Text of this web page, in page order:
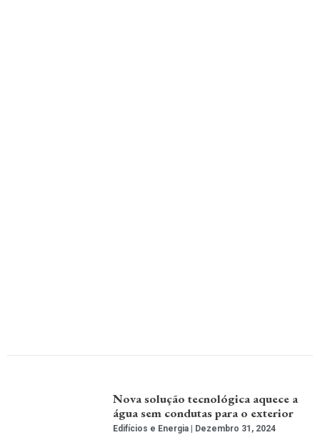
Nova solução tecnológica aquece a
água sem condutas para o exterior
Edifícios e Energia Dezembro 31, 2024